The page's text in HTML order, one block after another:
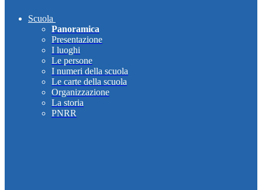
Scuola
Panoramica
Presentazione
I luoghi
Le persone
I numeri della scuola
Le carte della scuola
Organizzazione
La storia
PNRR